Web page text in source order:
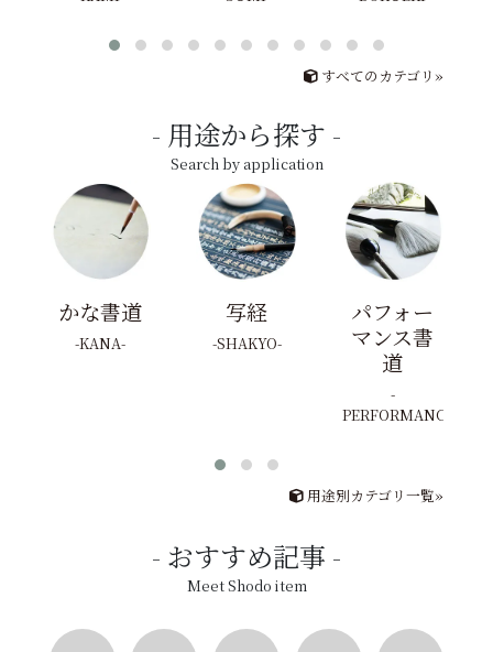
すべてのカテゴリ»
用途から探す
Search by application
かな書道
KANA
写経
SHAKYO
パフォー
マンス書
道
PERFORMANCE
用途別カテゴリ一覧»
おすすめ記事
Meet Shodo item